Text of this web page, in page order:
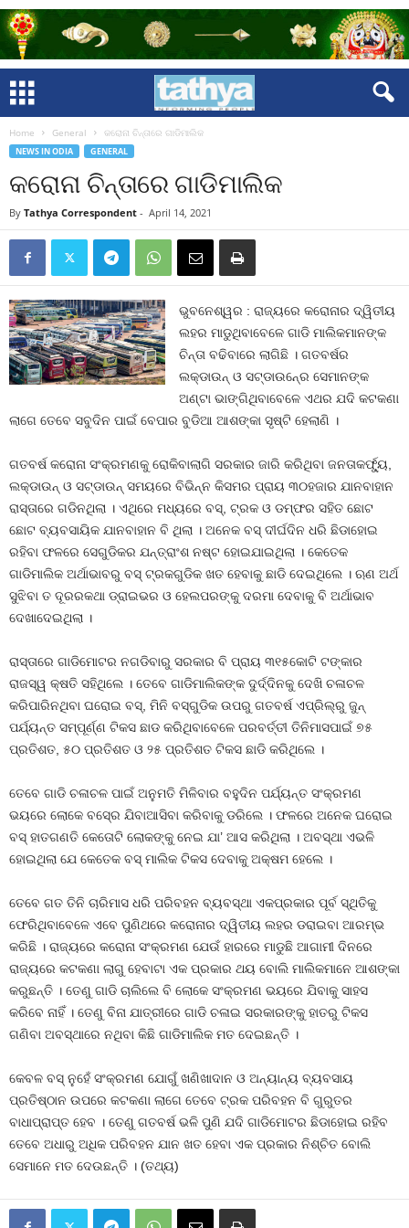
Home General କରୋନା ଚିନ୍ତାରେ ଗାଡିମାଲିକ
NEWS IN ODIA GENERAL
କରୋନା ଚିନ୍ତାରେ ଗାଡିମାଲିକ
By Tathya Correspondent - April 14, 2021
ଭୁବନେଶ୍ୱର : ରାଜ୍ୟରେ କରୋନାର ଦ୍ୱିତୀୟ
ଲହର ମାଡୁଥିବାବେଳେ ଗାଡି ମାଲିକମାନଙ୍କ
ଚିନ୍ତା ବଢିବାରେ ଲାଗିଛି । ଗତବର୍ଷର
ଲକ୍‍ଡାଉନ୍‍ ଓ ସଟ୍‍ଡାଉନ୍‍ରେ ସେମାନଙ୍କ
ଅଣ୍ଟା ଭାଙ୍ଗିଥିବାବେଳେ ଏଥର ଯଦି କଟକଣା
ଲାଗେ ତେବେ ସବୁଦିନ ପାଇଁ ବେପାର ବୁଡିଆ ଆଶଙ୍କା ସୃଷ୍ଟି ହେଲାଣି ।
ଗତବର୍ଷ କରୋନା ସଂକ୍ରମଣକୁ ରୋକିବାଲାଗି ସରକାର ଜାରି କରିଥିବା ଜନତାକର୍ଫ୍ୟୁ,
ଲକ୍‍ଡାଉନ୍‍ ଓ ସଟ୍‍ଡାଉନ୍‍ ସମୟରେ ବିଭିନ୍ନ କିସମର ପ୍ରାୟ ୩୦ହଜାର ଯାନବାହାନ
ରାସ୍ତାରେ ଗଡିନଥିଲା । ଏଥିରେ ମଧ୍ୟରେ ବସ୍‍, ଟ୍ରକ ଓ ଡମ୍ଫର ସହିତ ଛୋଟ
ଛୋଟ ବ୍ୟବସାୟିକ ଯାନବାହାନ ବି ଥିଲା । ଅନେକ ବସ୍‍ ଦୀର୍ଘଦିନ ଧରି ଛିଡାହୋଇ
ରହିବା ଫଳରେ ସେଗୁଡିକର ଯନ୍ତ୍ରାଂଶ ନଷ୍ଟ ହୋଇଯାଇଥିଲା । କେତେକ
ଗାଡିମାଲିକ ଅର୍ଥାଭାବରୁ ବସ୍‍ ଟ୍ରକଗୁଡିକ ଖତ ହେବାକୁ ଛାଡି ଦେଇଥିଲେ । ଋଣ ଅର୍ଥ
ସୁଝିବା ତ ଦୂରରକଥା ଡ୍ରାଇଭର ଓ ହେଲପରଙ୍କୁ ଦରମା ଦେବାକୁ ବି ଅର୍ଥାଭାବ
ଦେଖାଦେଇଥିଲା ।
ରାସ୍ତାରେ ଗାଡିମୋଟର ନଗଡିବାରୁ ସରକାର ବି ପ୍ରାୟ ୩୧୫କୋଟି ଟଙ୍କାର
ରାଜସ୍ୱ କ୍ଷତି ସହିଥିଲେ । ତେବେ ଗାଡିମାଲିକଙ୍କ ଦୁର୍ଦ୍ଦିନକୁ ଦେଖି ଚଳାଚଳ
କରିପାରିନଥିବା ଘରୋଇ ବସ୍‍, ମିନି ବସ୍‍ଗୁଡିକ ଉପରୁ ଗତବର୍ଷ ଏପ୍ରିଲ୍‍ରୁ ଜୁନ୍‍
ପର୍ଯ୍ୟନ୍ତ ସମ୍ପୂର୍ଣ୍ଣ ଟିକସ ଛାଡ କରିଥିବାବେଳେ ପରବର୍ତ୍ତୀ ତିନିମାସପାଇଁ ୭୫
ପ୍ରତିଶତ, ୫୦ ପ୍ରତିଶତ ଓ ୨୫ ପ୍ରତିଶତ ଟିକସ ଛାଡି କରିଥିଲେ ।
ତେବେ ଗାଡି ଚଳାଚଳ ପାଇଁ ଅନୁମତି ମିଳିବାର ବହୁଦିନ ପର୍ଯ୍ୟନ୍ତ ସଂକ୍ରମଣ
ଭୟରେ ଲୋକେ ବସ୍‍ରେ ଯିବାଆସିବା କରିବାକୁ ଡରିଲେ । ଫଳରେ ଅନେକ ଘରୋଇ
ବସ୍‍ ହାତଗଣତି କେତୋଟି ଲୋକଙ୍କୁ ନେଇ ଯା’ ଆସ କରିଥିଲା । ଅବସ୍ଥା ଏଭଳି
ହୋଇଥିଲା ଯେ କେତେକ ବସ୍‍ ମାଲିକ ଟିକସ ଦେବାକୁ ଅକ୍ଷମ ହେଲେ ।
ତେବେ ଗତ ତିନି ଚାରିମାସ ଧରି ପରିବହନ ବ୍ୟବସ୍ଥା ଏକପ୍ରକାର ପୂର୍ବ ସ୍ଥିତିକୁ
ଫେରିଥିବାବେଳେ ଏବେ ପୁଣିଥରେ କରୋନାର ଦ୍ୱିତୀୟ ଲହର ଡରାଇବା ଆରମ୍ଭ
କରିଛି । ରାଜ୍ୟରେ କରୋନା ସଂକ୍ରମଣ ଯେଉଁ ହାରରେ ମାଡୁଛି ଆଗାମୀ ଦିନରେ
ରାଜ୍ୟରେ କଟକଣା ଲାଗୁ ହେବାଟା ଏକ ପ୍ରକାର ଥୟ ବୋଲି ମାଲିକମାନେ ଆଶଙ୍କା
କରୁଛନ୍ତି । ତେଣୁ ଗାଡି ଚାଲିଲେ ବି ଲୋକେ ସଂକ୍ରମଣ ଭୟରେ ଯିବାକୁ ସାହସ
କରିବେ ନାହିଁ । ତେଣୁ ବିନା ଯାତ୍ରୀରେ ଗାଡି ଚଳାଇ ସରକାରଙ୍କୁ ହାତରୁ ଟିକସ
ଗଣିବା ଅବସ୍ଥାରେ ନଥିବା କିଛି ଗାଡିମାଲିକ ମତ ଦେଇଛନ୍ତି ।
କେବଳ ବସ୍‍ ନୁହେଁ ସଂକ୍ରମଣ ଯୋଗୁଁ ଖଣିଖାଦାନ ଓ ଅନ୍ୟାନ୍ୟ ବ୍ୟବସାୟ
ପ୍ରତିଷ୍ଠାନ ଉପରେ କଟକଣା ଲାଗେ ତେବେ ଟ୍ରକ ପରିବହନ ବି ଗୁରୁତର
ବାଧାପ୍ରାପ୍ତ ହେବ । ତେଣୁ ଗତବର୍ଷ ଭଳି ପୁଣି ଯଦି ଗାଡିମୋଟର ଛିଡାହୋଇ ରହିବ
ତେବେ ଅଧାରୁ ଅଧିକ ପରିବହନ ଯାନ ଖତ ହେବା ଏକ ପ୍ରକାର ନିଶ୍ଚିତ ବୋଲି
ସେମାନେ ମତ ଦେଉଛନ୍ତି । (ତଥ୍ୟ)